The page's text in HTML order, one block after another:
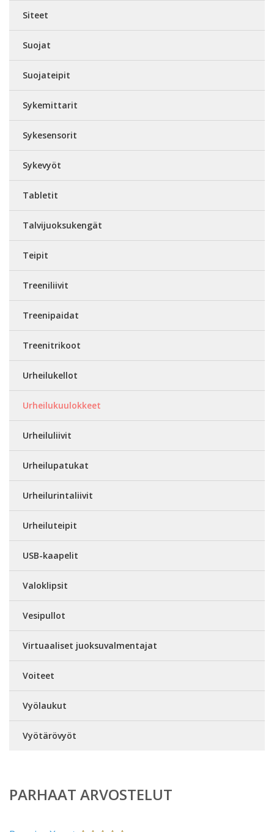
Siteet
Suojat
Suojateipit
Sykemittarit
Sykesensorit
Sykevyöt
Tabletit
Talvijuoksukengät
Teipit
Treeniliivit
Treenipaidat
Treenitrikoot
Urheilukellot
Urheilukuulokkeet
Urheiluliivit
Urheilupatukat
Urheilurintaliivit
Urheiluteipit
USB-kaapelit
Valoklipsit
Vesipullot
Virtuaaliset juoksuvalmentajat
Voiteet
Vyölaukut
Vyötärövyöt
PARHAAT ARVOSTELUT